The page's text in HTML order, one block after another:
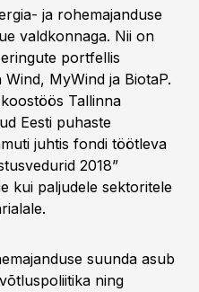
ja rohemajanduse
valdkonnaga. Nii on
portfellis
MyWind ja BiotaP.
Tallinna
Eesti puhaste
juhtis fondi töötleva
2018”
kui paljudele sektoritele
suunda asub
ning